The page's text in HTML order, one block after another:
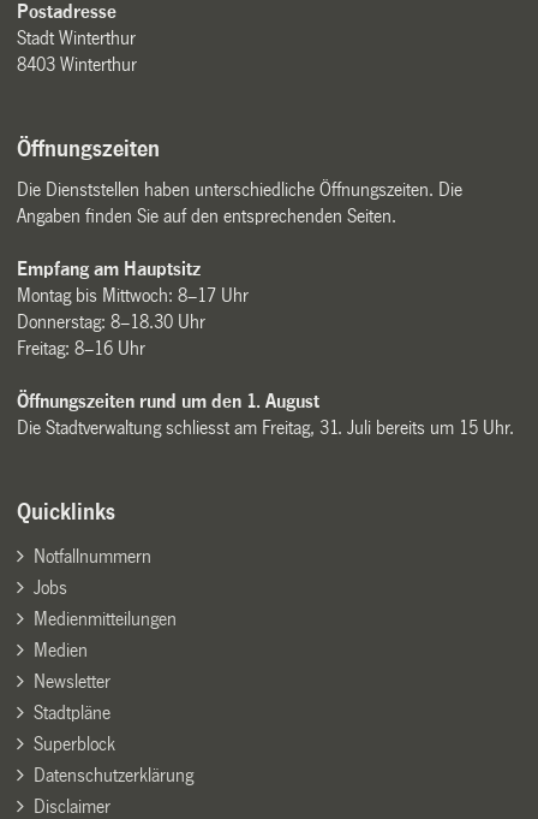
Postadresse
Stadt Winterthur
8403 Winterthur
Öffnungszeiten
Die Dienststellen haben unterschiedliche Öffnungszeiten. Die
Angaben finden Sie auf den entsprechenden Seiten.
Empfang am Hauptsitz
Montag bis Mittwoch: 8–17 Uhr
Donnerstag: 8–18.30 Uhr
Freitag: 8–16 Uhr
Öffnungszeiten rund um den 1. August
Die Stadtverwaltung schliesst am Freitag, 31. Juli bereits um 15 Uhr.
Quicklinks
Notfallnummern
Jobs
Medienmitteilungen
Medien
Newsletter
Stadtpläne
Superblock
Datenschutzerklärung
Disclaimer